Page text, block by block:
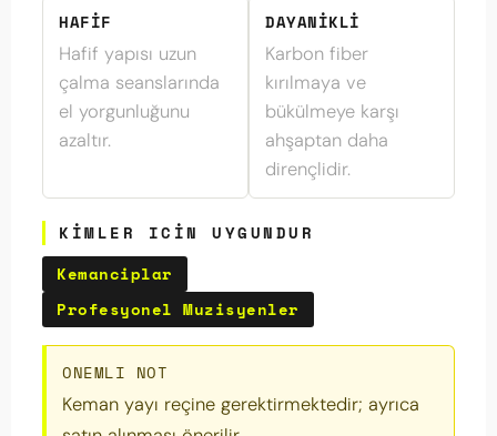
HAFIF
Hafif yapısı uzun
çalma seanslarında
el yorgunluğunu
azaltır.
DAYANIKLI
Karbon fiber
kırılmaya ve
bükülmeye karşı
ahşaptan daha
dirençlidir.
KIMLER ICIN UYGUNDUR
Kemanciplar
Profesyonel Muzisyenler
ONEMLI NOT
Keman yayı reçine gerektirmektedir; ayrıca